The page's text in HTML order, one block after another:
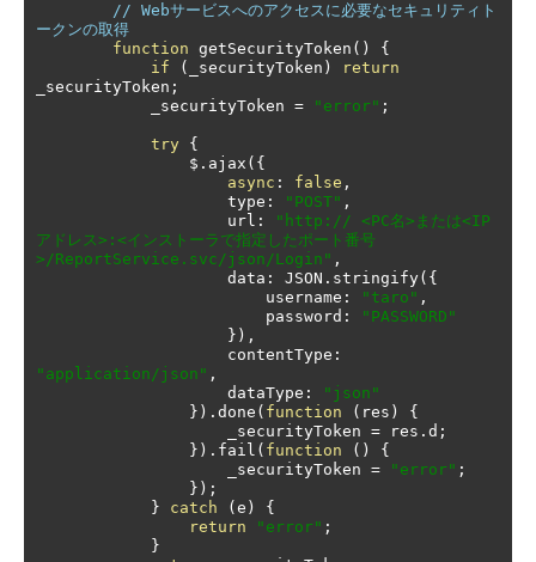
// Webサービスへのアクセスに必要なセキュリティト
ークンの取得
function getSecurityToken ()
{
if
( _securityToken )
return
_securityToken ;
            _securityToken
= "error" ;
try
{
                $
. ajax ({
async : false ,
                    type
: "POST" ,
                    url
:
"http:// <PC名>または<IP
アドレス>:<インストーラで指定したポート番号
>/ReportService.svc/json/Login" ,
                    data
: JSON . stringify({
                        username
: "taro" ,
                        password
:
"PASSWORD"
}),
                    contentType
:
"application/json" ,
                    dataType
:
"json"
}). done ( function ( res )
{
                    _securityToken
= res . d ;
}). fail ( function ()
{
                    _securityToken
= "error" ;
});
}
catch ( e )
{
return
"error" ;
}